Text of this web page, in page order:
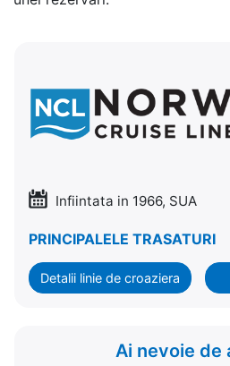
Infiintata in 1966, SUA
PRINCIPALELE TRASATURI
Detalii linie de croaziera
Ai nevoie de